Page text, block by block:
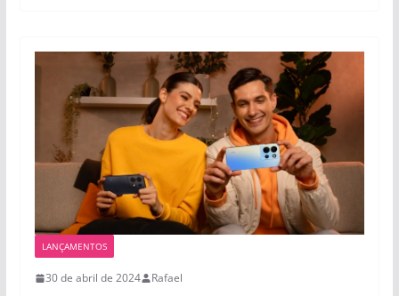
LANÇAMENTOS
30 de abril de 2024 Rafael